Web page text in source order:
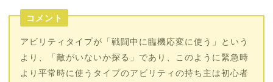
コメント
アビリティタイプが「戦闘中に臨機応変に使う」という
より、「敵がいないか探る」であり、このように緊急時
より平常時に使うタイプのアビリティの持ち主は初心者